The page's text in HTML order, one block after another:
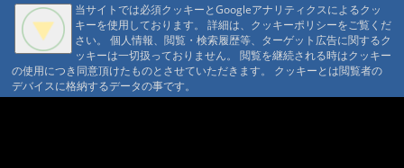
#1686:何度でも行きたい宿 三斗小屋
温泉大黒屋
@府中のぼる '25 10/17 08:55
#1685:最高のお風呂 三斗小屋温泉大
黒屋
@Naotan '25 10/12 09:11
#1684:お湯良し、ご飯良し、人良し
当サイトでは必須クッキーとGoogleアナリティクスによるクッ
キーを使用しております。 詳細は、クッキーポリシーをご覧くだ
さい。 個人情報、閲覧・検索履歴等、ターゲット広告に関するク
ッキーは一切扱っておりません。 閲覧を継続される時はクッキー
の使用につき同意頂けたものとさせていただきます。 クッキーとは閲覧者の
デバイスに格納するデータの事です。